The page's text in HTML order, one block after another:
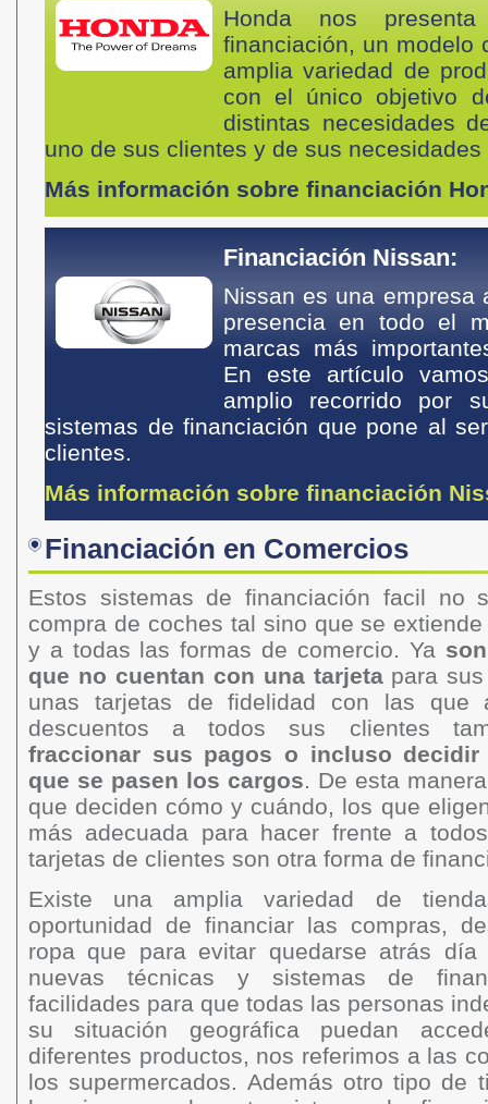
Honda nos
financiación, un modelo
amplia variedad de
con el único objetivo
distintas necesidades
uno de sus clientes y de sus
Más información sobre financiación
Financiación Nissan:
Nissan es una empresa
presencia en todo el
marcas más
En este artículo
amplio recorrido por
sistemas de financiación que pone al
clientes.
Más información sobre financiación
Financiación en Comercios
Estos sistemas de financiación facil no
compra de coches tal sino que se
y a todas las formas de comercio. Ya
que no cuentan con una tarjetapara sus
unas tarjetas de fidelidad con las que
descuentos a todos sus clientes
fraccionar sus pagos o incluso
que se pasen los cargos. De esta
que deciden cómo y cuándo, los que
más adecuada para hacer frente a
tarjetas de clientes son otra forma de
Existe una amplia variedad de
oportunidad de financiar las compras,
ropa que para evitar quedarse atrás día
nuevas técnicas y sistemas de
facilidades para que todas las personas
su situación geográfica puedan
diferentes productos, nos referimos a las
los supermercados. Además otro tipo de